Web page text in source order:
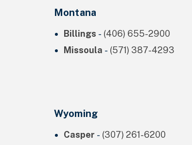
Montana
Billings - (406) 655-2900
Missoula - (571) 387-4293
Wyoming
Casper - (307) 261-6200